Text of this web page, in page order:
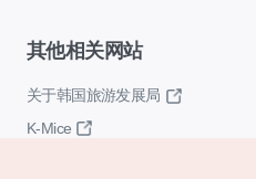
其他相关网站
关于韩国旅游发展局
K-Mice